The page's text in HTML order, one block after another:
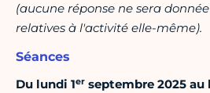
(aucune réponse ne sera
relatives à l'activité elle-même).
Séances
Du lundi 1er septembre 2025 au